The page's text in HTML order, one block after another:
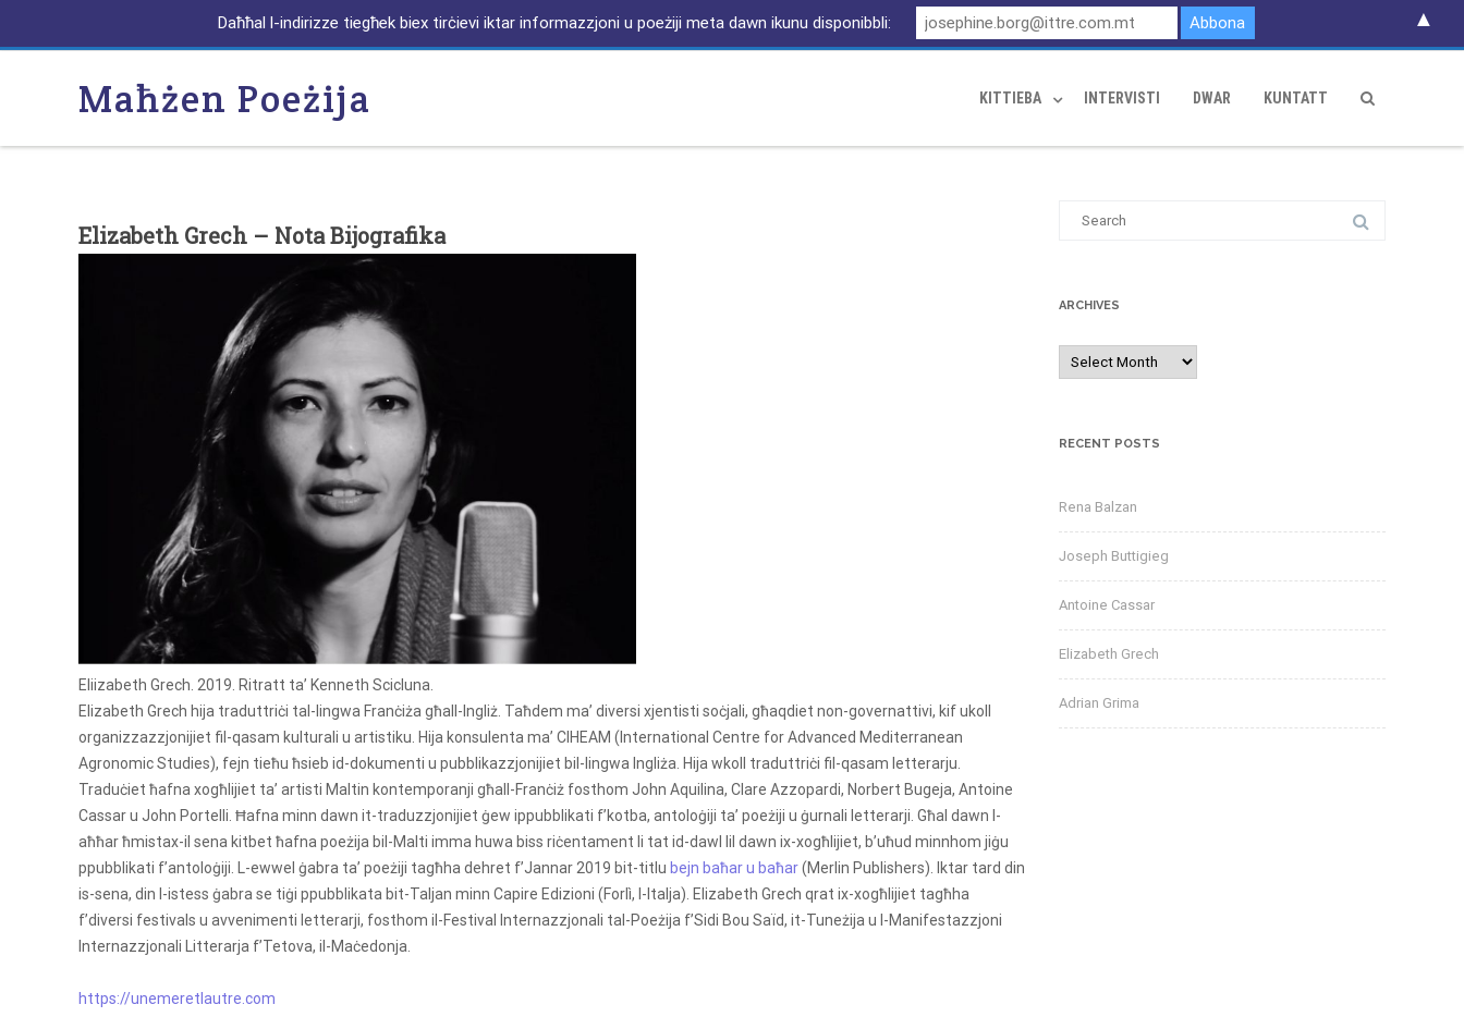
Maħżen Poeżija KITTIEBA INTERVISTI DWAR KUNTATT
Elizabeth Grech – Nota Bijografika
Eliizabeth Grech. 2019. Ritratt ta’ Kenneth Scicluna.
Elizabeth Grech hija traduttriċi tal-lingwa Franċiża għall-Ingliż. Taħdem ma’ diversi xjentisti soċjali, għaqdiet non-governattivi, kif ukoll
organizzazzjonijiet fil-qasam kulturali u artistiku. Hija konsulenta ma’ CIHEAM (International Centre for Advanced Mediterranean
Agronomic Studies), fejn tieħu ħsieb id-dokumenti u pubblikazzjonijiet bil-lingwa Ingliża. Hija wkoll traduttriċi fil-qasam letterarju.
Traduċiet ħafna xogħlijiet ta’ artisti Maltin kontemporanji għall-Franċiż fosthom John Aquilina, Clare Azzopardi, Norbert Bugeja, Antoine
Cassar u John Portelli. Ħafna minn dawn it-traduzzjonijiet ġew ippubblikati f’kotba, antoloġiji ta’ poeżiji u ġurnali letterarji. Għal dawn l-
aħħar ħmistax-il sena kitbet ħafna poeżija bil-Malti imma huwa biss riċentament li tat id-dawl lil dawn ix-xogħlijiet, b’uħud minnhom jiġu
ppubblikati f’antoloġiji. L-ewwel ġabra ta’ poeżiji tagħha dehret f’Jannar 2019 bit-titlu bejn baħar u baħar(Merlin Publishers). Iktar tard din
is-sena, din l-istess ġabra se tiġi ppubblikata bit-Taljan minn Capire Edizioni (Forlì, l-Italja). Elizabeth Grech qrat ix-xogħlijiet tagħha
f’diversi festivals u avvenimenti letterarji, fosthom il-Festival Internazzjonali tal-Poeżija f’Sidi Bou Saïd, it-Tuneżija u l-Manifestazzjoni
Internazzjonali Litterarja f’Tetova, il-Maċedonja.
https://unemeretlautre.com
h
:
ARCHIVES
r
h
e
RECENT POSTS
Rena Balzan
Joseph Buttigieg
Antoine Cassar
Elizabeth Grech
Adrian Grima
Daħħal l-indirizze tiegħek biex tirċievi iktar informazzjoni u poeżiji meta dawn ikunu disponibbli: ▲